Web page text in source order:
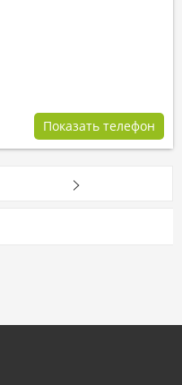
Показать телефон